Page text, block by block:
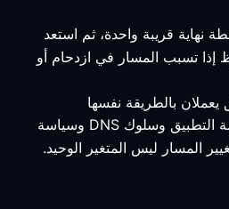
نهاية قريبة واحدة، ثم استعد
تسبب المسار في ازدحام أو
يعملان بالطريقة نفسها
تحقق من الحساب وجلسة التطبيق وسلوك DNS وسياسة
المسار ليس المتغير الوحيد.